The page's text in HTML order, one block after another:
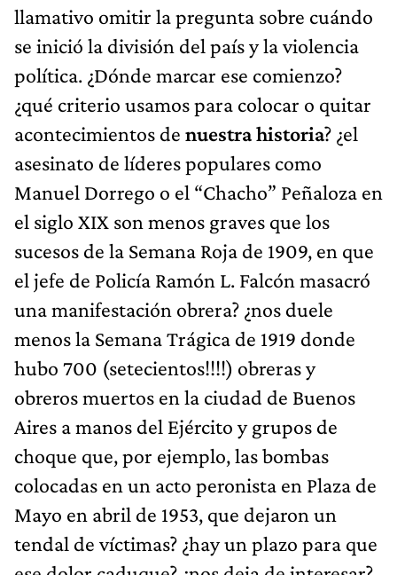
llamativo omitir la pregunta sobre cuándo
se inició la división del país y la violencia
política. ¿Dónde marcar ese comienzo?
¿qué criterio usamos para colocar o quitar
acontecimientos de nuestra historia? ¿el
asesinato de líderes populares como
Manuel Dorrego o el “Chacho” Peñaloza en
el siglo XIX son menos graves que los
sucesos de la Semana Roja de 1909, en que
el jefe de Policía Ramón L. Falcón masacró
una manifestación obrera? ¿nos duele
menos la Semana Trágica de 1919 donde
hubo 700 (setecientos!!!!) obreras y
obreros muertos en la ciudad de Buenos
Aires a manos del Ejército y grupos de
choque que, por ejemplo, las bombas
colocadas en un acto peronista en Plaza de
Mayo en abril de 1953, que dejaron un
tendal de víctimas? ¿hay un plazo para que